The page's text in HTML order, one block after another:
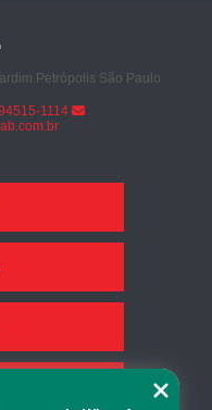
Petrópolis São Paulo
1114